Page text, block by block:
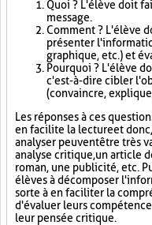
Quoi ? L'élève doit
message.
Comment ? L'élève
présenter
graphique, etc.) et
Pourquoi ? L'élève
c'est-à-dire cibler
(convaincre,
Les réponses à ces
en facilite la lecture et
analyser peuvent être très
analyse critique, un article
roman, une publicité, etc.
élèves à décomposer
sorte à en faciliter la
d'évaluer leurs
leur pensée critique.